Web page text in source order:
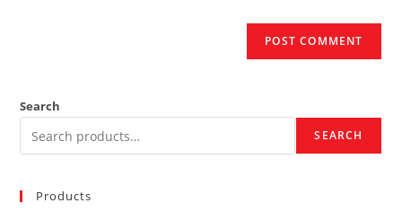
Search
SEARCH
Products